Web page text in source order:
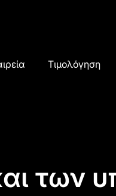
Τιμολόγηση
των